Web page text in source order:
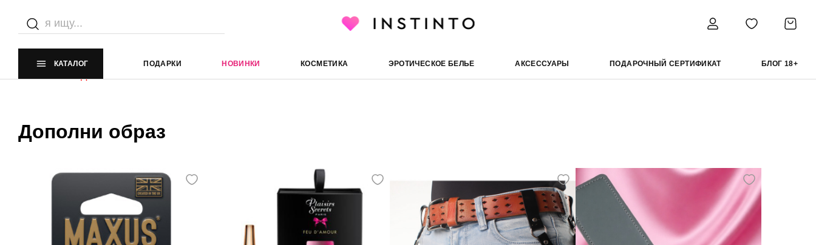
КАТАЛОГ ПОДАРКИ НОВИНКИ КОСМЕТИКА ЭРОТИЧЕСКОЕ БЕЛЬЕ АКСЕССУАРЫ ПОДАРОЧНЫЙ СЕРТИФИКАТ БЛОГ 18+
Главная страница
Каталог
Дополни образ